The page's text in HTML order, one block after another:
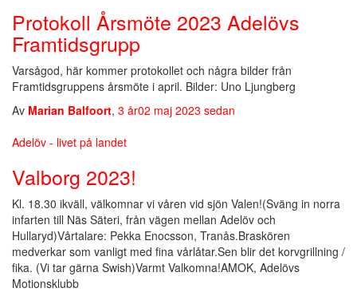
Protokoll Årsmöte 2023 Adelövs
Framtidsgrupp
Varsågod, här kommer protokollet och några bilder från
Framtidsgruppens årsmöte i april. Bilder: Uno Ljungberg
Av Marian Balfoort, 3 år02 maj 2023 sedan
Adelöv - livet på landet
Valborg 2023!
Kl. 18.30 ikväll, välkomnar vi våren vid sjön Valen!(Sväng in norra
infarten till Näs Säteri, från vägen mellan Adelöv och
Hullaryd)Vårtalare: Pekka Enocsson, Tranås.Braskören
medverkar som vanligt med fina vårlåtar.Sen blir det korvgrillning /
fika. (Vi tar gärna Swish)Varmt Valkomna!AMOK, Adelövs
Motionsklubb